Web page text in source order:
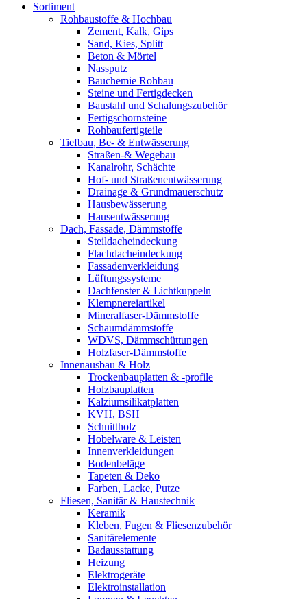
Sortiment
Rohbaustoffe & Hochbau
Zement, Kalk, Gips
Sand, Kies, Splitt
Beton & Mörtel
Nassputz
Bauchemie Rohbau
Steine und Fertigdecken
Baustahl und Schalungszubehör
Fertigschornsteine
Rohbaufertigteile
Tiefbau, Be- & Entwässerung
Straßen-& Wegebau
Kanalrohr, Schächte
Hof- und Straßenentwässerung
Drainage & Grundmauerschutz
Hausbewässerung
Hausentwässerung
Dach, Fassade, Dämmstoffe
Steildacheindeckung
Flachdacheindeckung
Fassadenverkleidung
Lüftungssysteme
Dachfenster & Lichtkuppeln
Klempnereiartikel
Mineralfaser-Dämmstoffe
Schaumdämmstoffe
WDVS, Dämmschüttungen
Holzfaser-Dämmstoffe
Innenausbau & Holz
Trockenbauplatten & -profile
Holzbauplatten
Kalziumsilikatplatten
KVH, BSH
Schnittholz
Hobelware & Leisten
Innenverkleidungen
Bodenbeläge
Tapeten & Deko
Farben, Lacke, Putze
Fliesen, Sanitär & Haustechnik
Keramik
Kleben, Fugen & Fliesenzubehör
Sanitärelemente
Badausstattung
Heizung
Elektrogeräte
Elektroinstallation